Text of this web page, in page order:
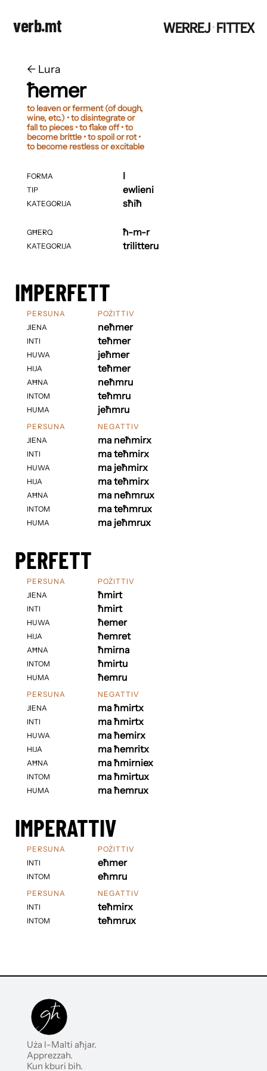
verb.mt WERREJ·FITTEX
← ​​Lura
ħemer
to leaven or ferment (of dough,
wine, etc.) • to disintegrate or
fall to pieces • to flake off • to
become brittle • to spoil or rot •
to become restless or excitable
FORMA
TIP
KATEGORIJA
GĦERQ
KATEGORIJA
I
ewlieni
sħiħ
ħ-m-r
trilitteru
IMPERFETT
PERSUNA
JIENA
INTI
HUWA
HIJA
AĦNA
INTOM
HUMA
POŻITTIV
neħmer
teħmer
jeħmer
teħmer
neħmru
teħmru
jeħmru
PERSUNA
JIENA
INTI
HUWA
HIJA
AĦNA
INTOM
HUMA
NEGATTIV
ma neħmirx
ma teħmirx
ma jeħmirx
ma teħmirx
ma neħmrux
ma teħmrux
ma jeħmrux
PERFETT
PERSUNA
JIENA
INTI
HUWA
HIJA
AĦNA
INTOM
HUMA
POŻITTIV
ħmirt
ħmirt
ħemer
ħemret
ħmirna
ħmirtu
ħemru
PERSUNA
JIENA
INTI
HUWA
HIJA
AĦNA
INTOM
HUMA
NEGATTIV
ma ħmirtx
ma ħmirtx
ma ħemirx
ma ħemritx
ma ħmirniex
ma ħmirtux
ma ħemrux
IMPERATTIV
PERSUNA
INTI
INTOM
POŻITTIV
eħmer
eħmru
PERSUNA
INTI
INTOM
NEGATTIV
teħmirx
teħmrux
Uża l-Malti aħjar.
Apprezzah.
Kun kburi bih.